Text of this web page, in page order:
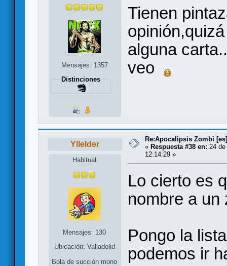
Mensajes: 1357
Distinciones
Tienen
alguna
veo
Yllelder
Habitual
Mensajes: 130
Ubicación: Valladolid
Bola de succión mono
Re:Apocalipsis Zombi [es]
« Respuesta #38 en: 24
12:14:29 »
Lo cierto es
nombre a
Pongo la
podemos ir